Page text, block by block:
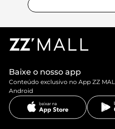
Baixe o nosso app
Conteúdo exclusivo no App ZZ
Android